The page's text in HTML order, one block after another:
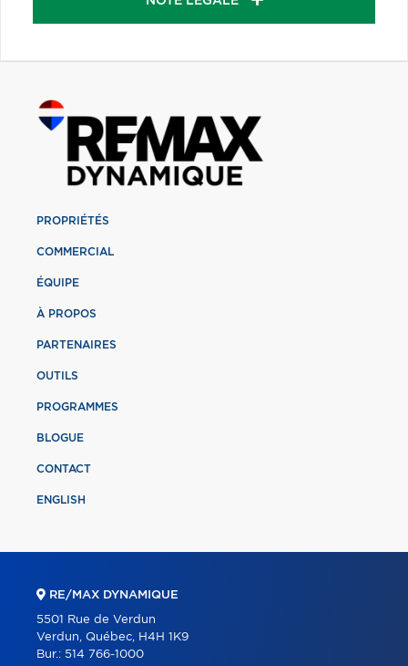
PROPRIÉTÉS
COMMERCIAL
ÉQUIPE
À PROPOS
PARTENAIRES
OUTILS
PROGRAMMES
BLOGUE
CONTACT
ENGLISH
RE/MAX DYNAMIQUE
5501 Rue de Verdun
Verdun, Québec, H4H 1K9
Bur.: 514 766-1000